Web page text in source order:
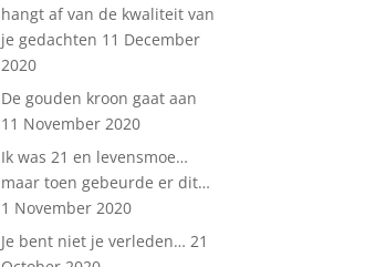
hangt af van de kwaliteit van
je gedachten 11 December
2020
De gouden kroon gaat aan
11 November 2020
Ik was 21 en levensmoe…
maar toen gebeurde er dit…
1 November 2020
Je bent niet je verleden… 21